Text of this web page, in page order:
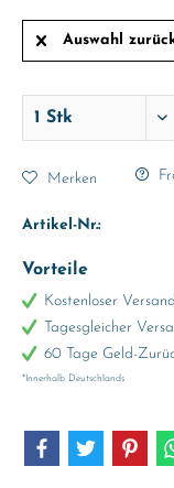
Auswahl
Merken
Artikel-Nr.:
Vorteile
Kostenloser
Tagesgleicher
60 Tage Geld-
*Innerhalb Deutschlands